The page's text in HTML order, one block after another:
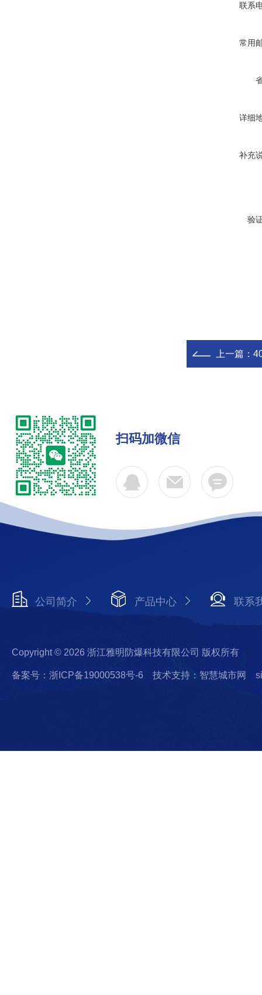
联系
常用
详细
补充
验
上一篇：
扫码加微信
公司简介 产品中心 联系
Copyright © 2026 浙江雅明防爆科技有限公司 版权所有
备案号：浙ICP备19000538号-6 技术支持：智慧城市网